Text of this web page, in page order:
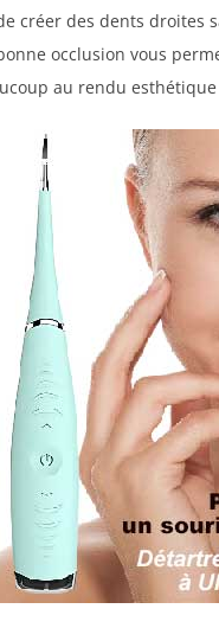
créer des dents droites
occlusion vous
au rendu